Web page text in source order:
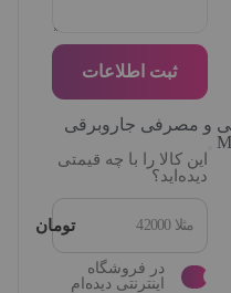
ثبت اطلاعات
و مصرفی جاروبرقی
این کالا را با چه قیمتی
دیده‌اید؟
تومان
در فروشگاه
اینترنتی دیده‌ام